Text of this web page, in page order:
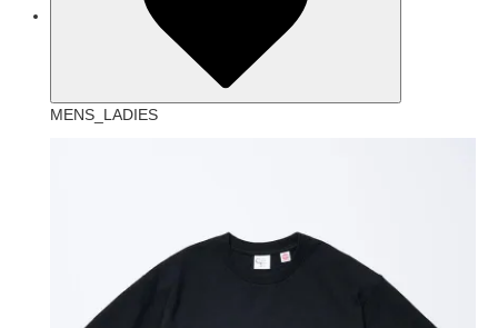
MENS_LADIES